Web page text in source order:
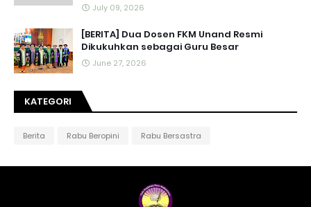
July 09, 2026
[BERITA] Dua Dosen FKM Unand Resmi
Dikukuhkan sebagai Guru Besar
June 27, 2026
KATEGORI
Berita Rabu Beropini Rabu Bersastra